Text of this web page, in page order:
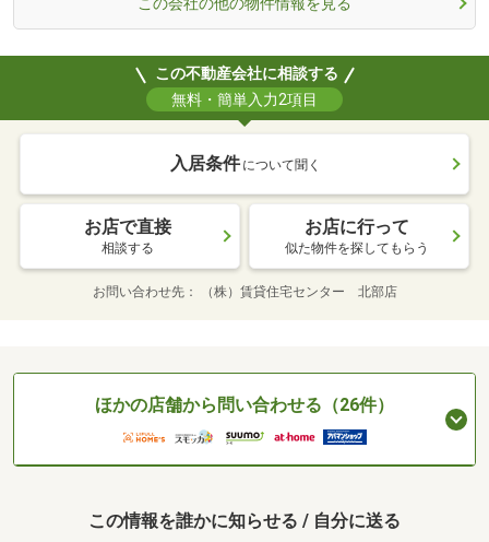
この会社の他の物件情報を見る
この不動産会社に相談する
無料・簡単入力2項目
入居条件 について聞く
お店で直接
相談する
お店に行って
似た物件を探してもらう
お問い合わせ先 （株）賃貸住宅センター 北部店
ほかの店舗から問い合わせる（26件）
この情報を誰かに知らせる / 自分に送る